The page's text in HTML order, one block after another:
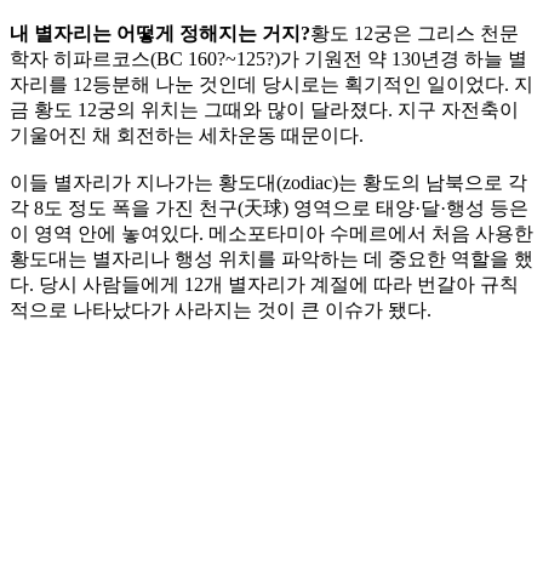
내 별자리는 어떻게 정해지는 거지?황도 12궁은 그리스 천문
학자 히파르코스(BC 160?~125?)가 기원전 약 130년경 하늘 별
자리를 12등분해 나눈 것인데 당시로는 획기적인 일이었다. 지
금 황도 12궁의 위치는 그때와 많이 달라졌다. 지구 자전축이
기울어진 채 회전하는 세차운동 때문이다.
​이들 별자리가 지나가는 황도대(zodiac)는 황도의 남북으로 각
각 8도 정도 폭을 가진 천구(天球) 영역으로 태양·달·행성 등은
이 영역 안에 놓여있다. 메소포타미아 수메르에서 처음 사용한
황도대는 별자리나 행성 위치를 파악하는 데 중요한 역할을 했
다. 당시 사람들에게 12개 별자리가 계절에 따라 번갈아 규칙
적으로 나타났다가 사라지는 것이 큰 이슈가 됐다.